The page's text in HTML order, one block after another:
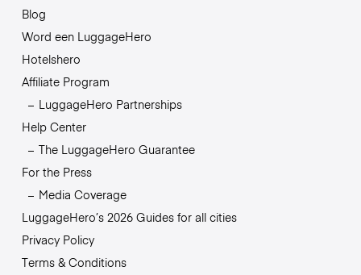
Blog
Word een LuggageHero
Hotelshero
Affiliate Program
LuggageHero Partnerships
Help Center
The LuggageHero Guarantee
For the Press
Media Coverage
LuggageHero’s 2026 Guides for all cities
Privacy Policy
Terms & Conditions